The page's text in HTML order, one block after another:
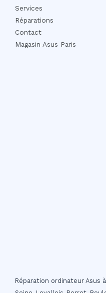
Services
Réparations
Contact
Magasin Asus Paris
Réparation ordinateur Asus